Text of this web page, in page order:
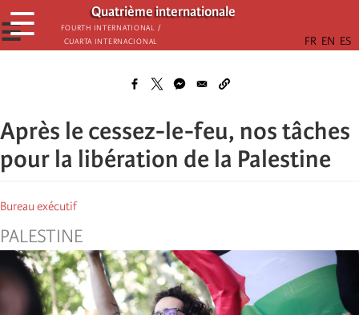
Passar
para
o
Quatrième internationale
Fourth International /
Cuarta Internacional
☰
☰
Après le cessez-le-feu, nos tâches
pour la libération de la Palestine
Bureau exécutif
PALESTINE